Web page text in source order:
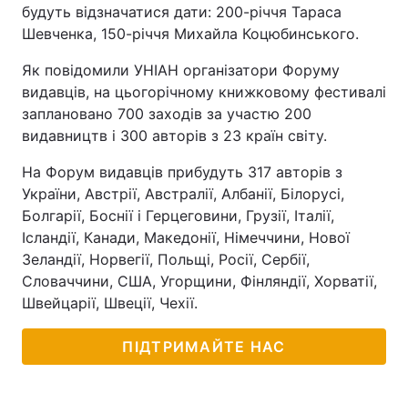
будуть відзначатися дати: 200-річчя Тараса
Шевченка, 150-річчя Михайла Коцюбинського.
Як повідомили УНІАН організатори Форуму
видавців, на цьогорічному книжковому фестивалі
заплановано 700 заходів за участю 200
видавництв і 300 авторів з 23 країн світу.
На Форум видавців прибудуть 317 авторів з
України, Австрії, Австралії, Албанії, Білорусі,
Болгарії, Боснії і Герцеговини, Грузії, Італії,
Ісландії, Канади, Македонії, Німеччини, Нової
Зеландії, Норвегії, Польщі, Росії, Сербії,
Словаччини, США, Угорщини, Фінляндії, Хорватії,
Швейцарії, Швеції, Чехії.
ПІДТРИМАЙТЕ НАС